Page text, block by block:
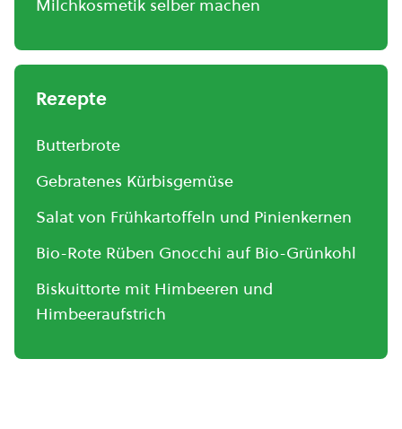
Milchkosmetik selber machen
Rezepte
Butterbrote
Gebratenes Kürbisgemüse
Salat von Frühkartoffeln und Pinienkernen
Bio-Rote Rüben Gnocchi auf Bio-Grünkohl
Biskuittorte mit Himbeeren und
Himbeeraufstrich